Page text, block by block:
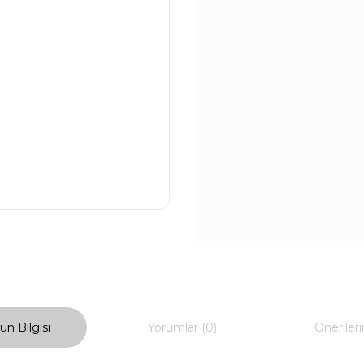
Bilgisi Yorumlar (0)